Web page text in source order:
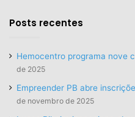
Posts recentes
Hemocentro programa nove
de 2025
Empreender PB abre
de novembro de 2025